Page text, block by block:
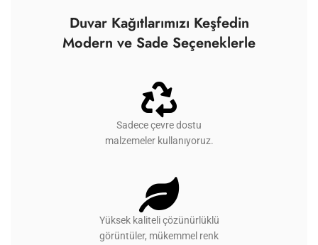
Duvar Kağıtlarımızı Keşfedin
Modern ve Sade Seçeneklerle
Sadece çevre dostu
malzemeler kullanıyoruz.
Yüksek kaliteli çözünürlüklü
görüntüler, mükemmel renk